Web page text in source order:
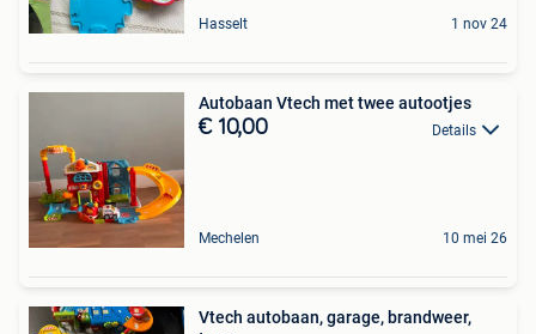
Hasselt 1 nov 24
Autobaan Vtech met twee autootjes
€ 10,00 Details
Mechelen 10 mei 26
Vtech autobaan, garage, brandweer,